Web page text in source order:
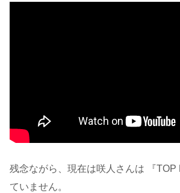
残念ながら、現在は咲人さんは 『
ていません。